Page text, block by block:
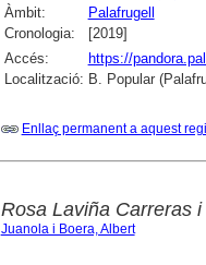
Àmbit:
Palafrugell
Cronologia:
[2019]
Accés:
https://
Localització: B. Popular
Enllaç permanent a aquest
Rosa Laviña Carreras
Juanola i Boera, Albert